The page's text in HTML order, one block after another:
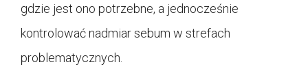
gdzie jest ono potrzebne, a jednocześnie
kontrolować nadmiar sebum w strefach
problematycznych.